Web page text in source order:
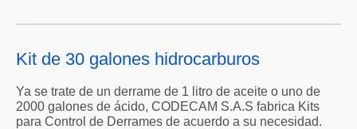
Kit de 30 galones hidrocarburos
Ya se trate de un derrame de 1 litro de aceite o uno de
2000 galones de ácido, CODECAM S.A.S fabrica Kits
para Control de Derrames de acuerdo a su necesidad.